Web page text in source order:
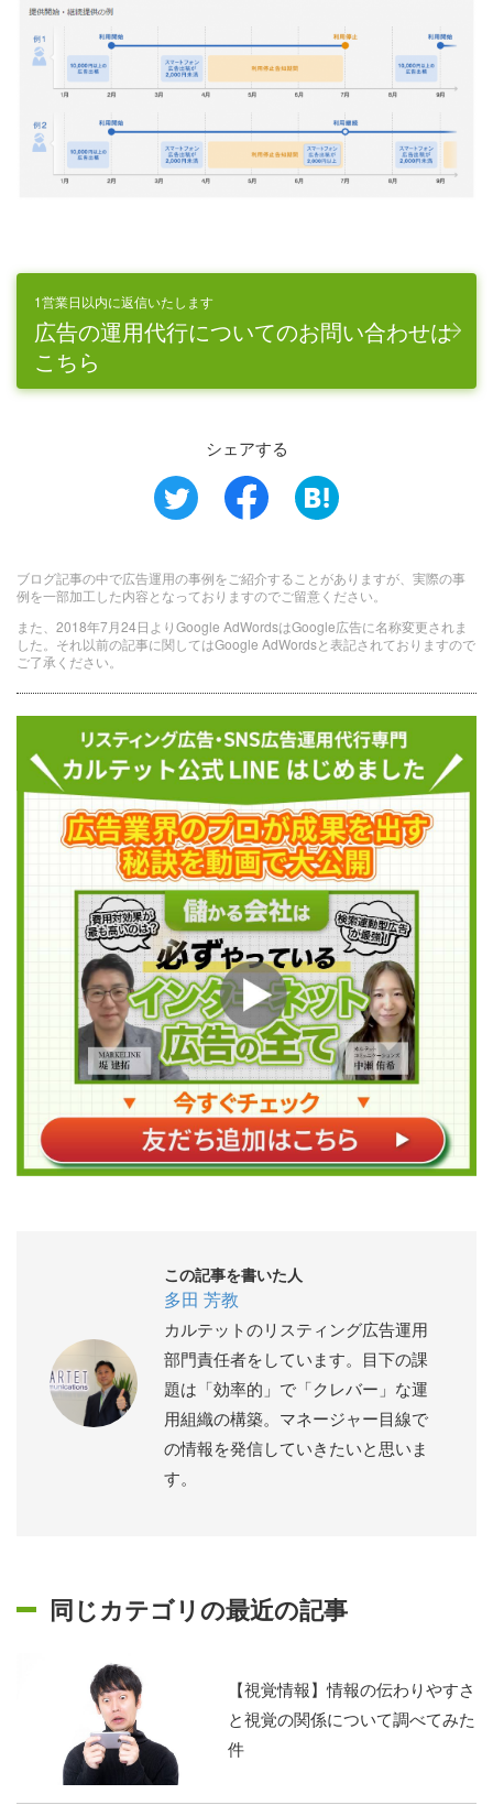
1営業日以内に返信いたします
広告の運用代行についてのお問い合わせは
こちら
シェアする
ブログ記事の中で広告運用の事例をご紹介することがありますが、実際の事
例を一部加工した内容となっておりますのでご留意ください。
また、2018年7月24日よりGoogle AdWordsはGoogle広告に名称変更されま
した。それ以前の記事に関してはGoogle AdWordsと表記されておりますので
ご了承ください。
この記事を書いた人
多田 芳教
カルテットのリスティング広告運用
部門責任者をしています。目下の課
題は「効率的」で「クレバー」な運
用組織の構築。マネージャー目線で
の情報を発信していきたいと思いま
す。
同じカテゴリの最近の記事
【視覚情報】情報の伝わりやすさ
と視覚の関係について調べてみた
件